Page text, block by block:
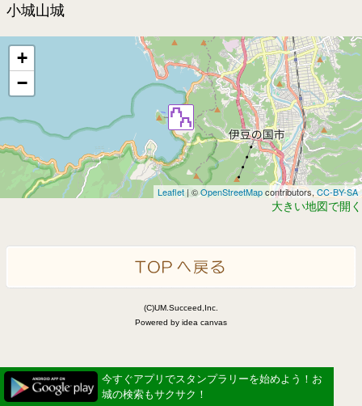
小城山城
+
−
Leaflet | ©OpenStreetMapcontributors, CC-BY-SA
大きい地図で開く
(C)UM.Succeed,Inc.
Powered by idea canvas
今すぐアプリでスタンプラリーを始めよう！お
城の検索もサクサク！